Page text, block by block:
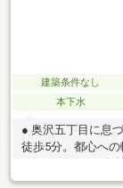
建築条件なし
本下水
● 奥沢五丁目に息
徒歩5分。都心への
り添う穏やかな街
す。● ゆとりある